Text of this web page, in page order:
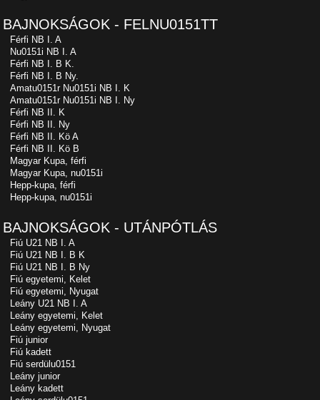
BAJNOKSÁGOK - FELNU0151TT
Férfi NB I. A
Nu0151i NB I. A
Férfi NB I. B K.
Férfi NB I. B Ny.
Amatu0151r Nu0151i NB I. K
Amatu0151r Nu0151i NB I. Ny
Férfi NB II. K
Férfi NB II. Ny
Férfi NB II. Kö A
Férfi NB II. Kö B
Magyar Kupa, férfi
Magyar Kupa, nu0151i
Hepp-kupa, férfi
Hepp-kupa, nu0151i
BAJNOKSÁGOK - UTÁNPÓTLÁS
Fiú U21 NB I. A
Fiú U21 NB I. B K
Fiú U21 NB I. B Ny
Fiú egyetemi, Kelet
Fiú egyetemi, Nyugat
Leány U21 NB I. A
Leány egyetemi, Kelet
Leány egyetemi, Nyugat
Fiú junior
Fiú kadett
Fiú serdülu0151
Leány junior
Leány kadett